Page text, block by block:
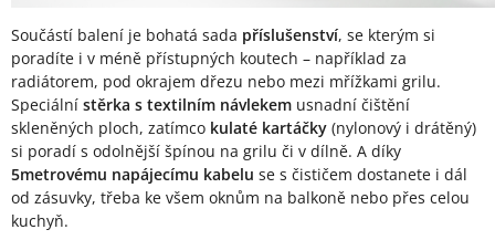
Součástí balení je bohatá sada příslušenství, se kterým si
poradíte i v méně přístupných koutech – například za
radiátorem, pod okrajem dřezu nebo mezi mřížkami grilu.
Speciální stěrka s textilním návlekem usnadní čištění
skleněných ploch, zatímco kulaté kartáčky (nylonový i drátěný)
si poradí s odolnější špínou na grilu či v dílně. A díky
5metrovému napájecímu kabelu se s čističem dostanete i dál
od zásuvky, třeba ke všem oknům na balkoně nebo přes celou
kuchyň.